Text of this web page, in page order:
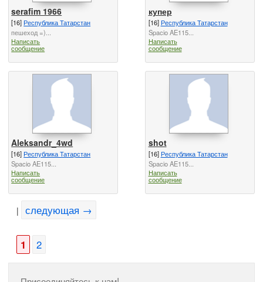
serafim 1966
[16]Республика Татарстан
пешеход =)...
Написать
сообщение
купер
[16]Республика Татарстан
Spacio AE115...
Написать
сообщение
Aleksandr_4wd
[16]Республика Татарстан
Spacio AE115...
Написать
сообщение
shot
[16]Республика Татарстан
Spacio AE115...
Написать
сообщение
| следующая →
1 2